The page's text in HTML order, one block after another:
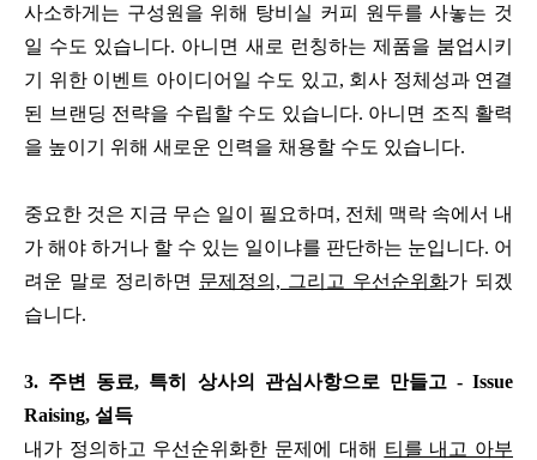
사소하게는 구성원을 위해 탕비실 커피 원두를 사놓는 것
일 수도 있습니다. 아니면 새로 런칭하는 제품을 붐업시키
기 위한 이벤트 아이디어일 수도 있고, 회사 정체성과 연결
된 브랜딩 전략을 수립할 수도 있습니다. 아니면 조직 활력
을 높이기 위해 새로운 인력을 채용할 수도 있습니다.
중요한 것은 지금 무슨 일이 필요하며, 전체 맥락 속에서 내
가 해야 하거나 할 수 있는 일이냐를 판단하는 눈입니다. 어
려운 말로 정리하면 문제정의, 그리고 우선순위화가 되겠
습니다.
3. 주변 동료, 특히 상사의 관심사항으로 만들고 - Issue
Raising, 설득
내가 정의하고 우선순위화한 문제에 대해 티를 내고 아부